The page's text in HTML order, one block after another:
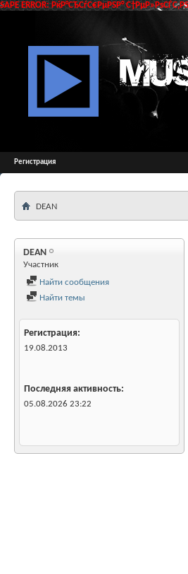
SAPE ERROR: РќР°СЂСѓС€РµРЅР°
Регистрация
DEAN
DEAN
Участник
Найти сообщения
Найти темы
Регистрация
19.08.2013
Последняя активность
05.08.2026 23:22